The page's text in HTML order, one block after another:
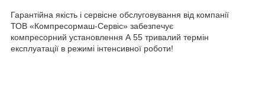
Гарантійна якість і сервісне обслуговування від компанії
ТОВ «Компресормаш-Сервіс» забезпечує
компресорний установлення А 55 тривалий термін
експлуатації в режимі інтенсивної роботи!